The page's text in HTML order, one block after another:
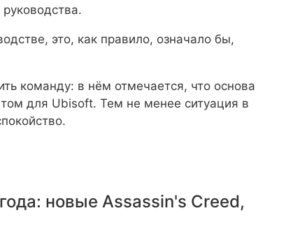
это, как правило, означало бы,
команду: в нём отмечается, что основа
для Ubisoft. Тем не менее ситуация в
новые Assassin's Creed,